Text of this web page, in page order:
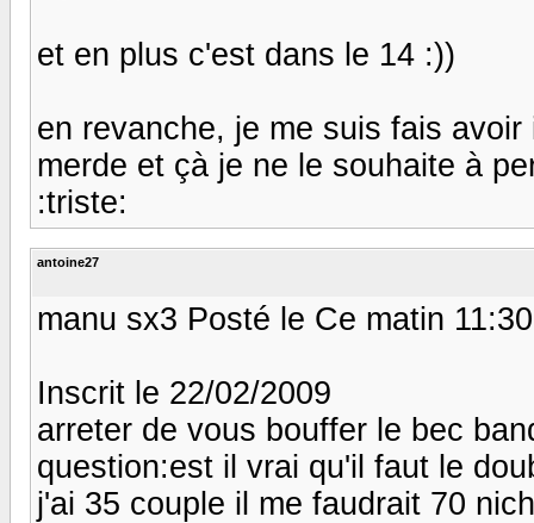
et en plus c'est dans le 14 :))
en revanche, je me suis fais
merde et çà je ne le souhaite à
:triste:
antoine27
manu sx3 Posté le Ce matin 11:30
Inscrit le 22/02/2009
arreter de vous bouffer le bec
question:est il vrai qu'il faut le
j'ai 35 couple il me faudrait 70